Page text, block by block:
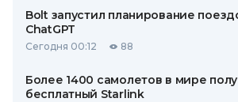
Bolt запустил планирование
ChatGPT
Сегодня 00:12 88
Более 1400 самолетов в мире
бесплатный Starlink